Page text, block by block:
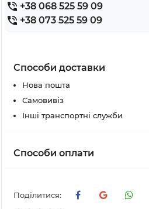
+38 068 525 59 09
+38 073 525 59 09
Способи доставки
Нова пошта
Самовивіз
Інші транспортні служби
Способи оплати
Поділитися: